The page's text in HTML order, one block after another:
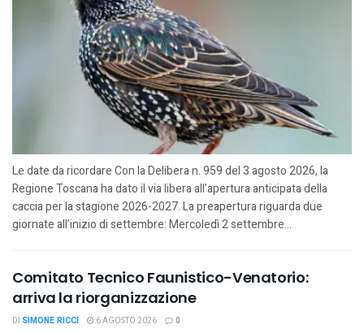
Le date da ricordare Con la Delibera n. 959 del 3 agosto 2026, la
Regione Toscana ha dato il via libera all’apertura anticipata della
caccia per la stagione 2026-2027. La preapertura riguarda due
giornate all’inizio di settembre: Mercoledì 2 settembre...
Comitato Tecnico Faunistico-Venatorio:
arriva la riorganizzazione
DI SIMONE RICCI 6 AGOSTO 2026 0